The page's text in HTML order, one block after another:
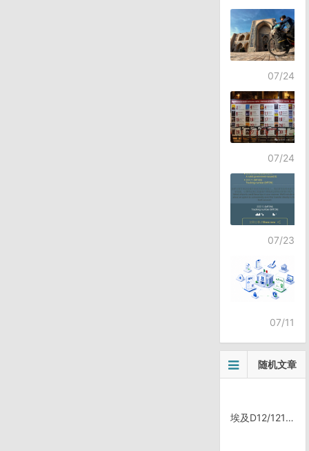
07/24
07/24
07/23
07/11
随机文章
埃及D12/1211，Tor